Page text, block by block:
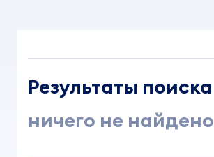
Результаты поиска
ничего не найдено